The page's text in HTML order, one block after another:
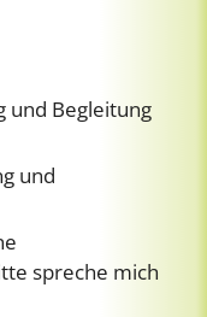
und Begleitung
und
spreche mich